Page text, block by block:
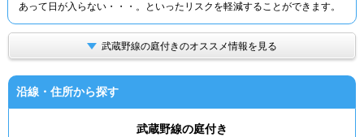
あって日が入らない・・・。といったリスクを軽減することができます。
武蔵野線の庭付きのオススメ情報を見る
沿線・住所から探す
武蔵野線の庭付き